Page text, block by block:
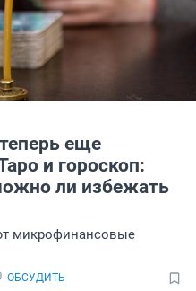
еще
и гороскоп:
ли избежать
микрофинансовые
ОБСУДИТЬ